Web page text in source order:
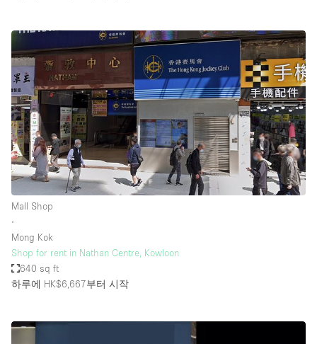
Mall Shop
∙
Mong Kok
Shop for rent in Nathan Centre, Kowloon
640 sq ft
하루에 HK$6,667부터 시작